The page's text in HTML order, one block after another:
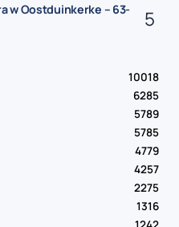
w Oostduinkerke – 63-
10018
6285
5789
5785
4779
4257
2275
1316